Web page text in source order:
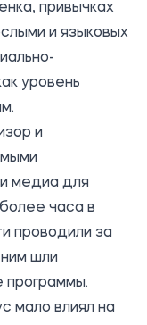
привычках
и языковых
уровень
и
медиа для
часа в
проводили за
шли
программы.
мало влиял на